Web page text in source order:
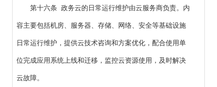
第十六条 政务云的日常运行维护由云服务商负责。内
容主要包括机房、服务器、存储、网络、安全等基础设施
日常运行维护，提供云技术咨询和方案优化，配合使用单
位完成应用系统上线和迁移，监控云资源使用，及时解决
云故障。